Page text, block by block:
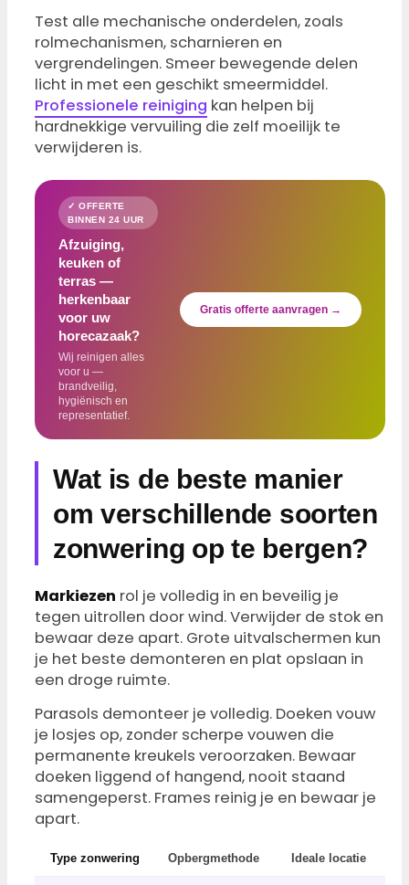
Test alle mechanische onderdelen, zoals
rolmechanismen, scharnieren en
vergrendelingen. Smeer bewegende delen
licht in met een geschikt smeermiddel.
Professionele reiniging kan helpen bij
hardnekkige vervuiling die zelf moeilijk te
verwijderen is.
✓ OFFERTE
BINNEN 24 UUR
Afzuiging,
keuken of
terras —
herkenbaar
voor uw
horecazaak?
Wij reinigen alles
voor u —
brandveilig,
hygiënisch en
representatief.
Gratis offerte aanvragen →
Wat is de beste manier
om verschillende soorten
zonwering op te bergen?
Markiezen rol je volledig in en beveilig je
tegen uitrollen door wind. Verwijder de stok en
bewaar deze apart. Grote uitvalschermen kun
je het beste demonteren en plat opslaan in
een droge ruimte.
Parasols demonteer je volledig. Doeken vouw
je losjes op, zonder scherpe vouwen die
permanente kreukels veroorzaken. Bewaar
doeken liggend of hangend, nooit staand
samengeperst. Frames reinig je en bewaar je
apart.
Type zonwering Opbergmethode Ideale locatie